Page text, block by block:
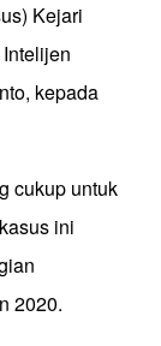
Kejari
kepada
cukup untuk
ini
2020.